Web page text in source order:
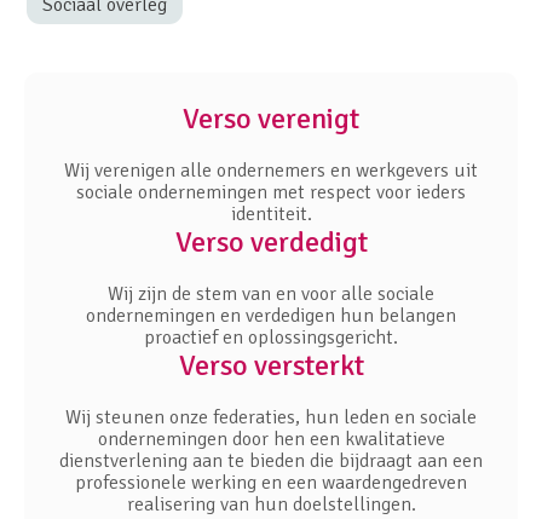
Verso verenigt
Wij verenigen alle ondernemers en werkgevers uit
sociale ondernemingen met respect voor ieders
identiteit.
Verso verdedigt
Wij zijn de stem van en voor alle sociale
ondernemingen en verdedigen hun belangen
proactief en oplossingsgericht.
Verso versterkt
Wij steunen onze federaties, hun leden en sociale
ondernemingen door hen een kwalitatieve
dienstverlening aan te bieden die bijdraagt aan een
professionele werking en een waardengedreven
realisering van hun doelstellingen.